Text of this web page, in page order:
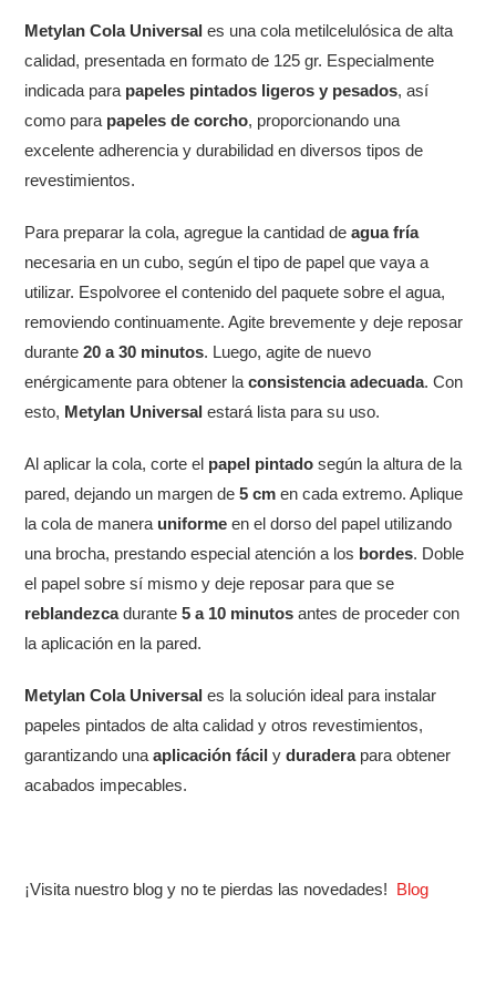
Metylan Cola Universal es una cola metilcelulósica de alta
calidad, presentada en formato de 125 gr. Especialmente
indicada para papeles pintados ligeros y pesados, así
como para papeles de corcho, proporcionando una
excelente adherencia y durabilidad en diversos tipos de
revestimientos.
Para preparar la cola, agregue la cantidad deagua fría
necesaria en un cubo, según el tipo de papel que vaya a
utilizar. Espolvoree el contenido del paquete sobre el agua,
removiendo continuamente. Agite brevemente y deje reposar
durante20 a 30 minutos. Luego, agite de nuevo
enérgicamente para obtener laconsistencia adecuada. Con
esto, Metylan Universal estará lista para su uso.
Al aplicar la cola, corte el papel pintado según la altura de la
pared, dejando un margen de5 cm en cada extremo. Aplique
la cola de manera uniforme en el dorso del papel utilizando
una brocha, prestando especial atención a los bordes. Doble
el papel sobre sí mismo y deje reposar para que se
reblandezcadurante5 a 10 minutos antes de proceder con
la aplicación en la pared.
Metylan Cola Universal es la solución ideal para instalar
papeles pintados de alta calidad y otros revestimientos,
garantizando unaaplicación fácil yduraderapara obtener
acabados impecables.
¡Visita nuestro blog y no te pierdas las novedades! Blog